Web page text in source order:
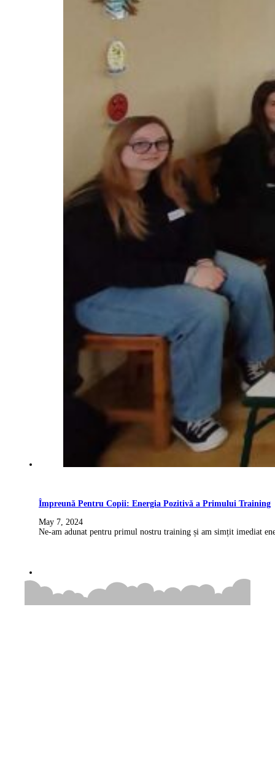
Împreună Pentru Copii: Energia Pozitivă a Primului Training
May 7, 2024
Ne-am adunat pentru primul nostru training și am simțit imediat